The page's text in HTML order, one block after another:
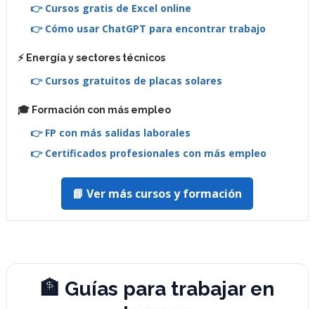
👉 Cursos gratis de Excel online
👉 Cómo usar ChatGPT para encontrar trabajo
⚡ Energía y sectores técnicos
👉 Cursos gratuitos de placas solares
🎓 Formación con más empleo
👉 FP con más salidas laborales
👉 Certificados profesionales con más empleo
📘 Ver más cursos y formación
🏦 Guías para trabajar en